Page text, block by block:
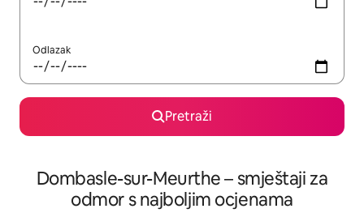
Odlazak
Pretraži
Dombasle-sur-Meurthe – smještaji za
odmor s najboljim ocjenama